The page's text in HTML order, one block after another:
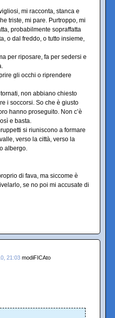
mi racconta, stanca e
triste, mi pare. Purtroppo, mi
probabilmente sopraffatta
o dal freddo, o tutto insieme,
per riposare, fa per sedersi e
gli occhi o riprendere
non abbiano chiesto
i soccorsi. So che è giusto
hanno proseguito. Non c’è
e basta.
si riuniscono a formare
verso la città, verso la
albergo.
di fava, ma siccome è
se no poi mi accusate di
21:03 modiFICAto